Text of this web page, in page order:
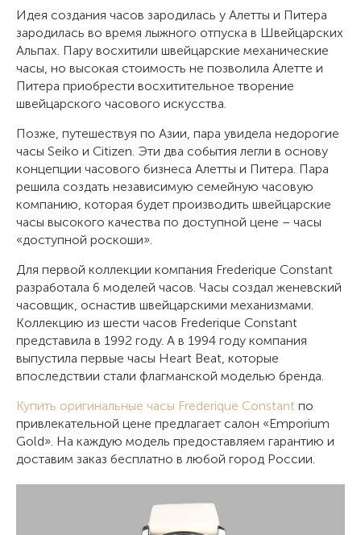
Идея создания часов зародилась у Алетты и Питера
зародилась во время лыжного отпуска в Швейцарских
Альпах. Пару восхитили швейцарские механические
часы, но высокая стоимость не позволила Алетте и
Питера приобрести восхитительное творение
швейцарского часового искусства.
Позже, путешествуя по Азии, пара увидела недорогие
часы Seiko и Citizen. Эти два события легли в основу
концепции часового бизнеса Алетты и Питера. Пара
решила создать независимую семейную часовую
компанию, которая будет производить швейцарские
часы высокого качества по доступной цене – часы
«доступной роскоши».
Для первой коллекции компания Frederique Constant
разработала 6 моделей часов. Часы создал женевский
часовщик, оснастив швейцарскими механизмами.
Коллекцию из шести часов Frederique Constant
представила в 1992 году. А в 1994 году компания
выпустила первые часы Heart Beat, которые
впоследствии стали флагманской моделью бренда.
Купить оригинальные часы Frederique Constant по
привлекательной цене предлагает салон «Emporium
Gold». На каждую модель предоставляем гарантию и
доставим заказ бесплатно в любой город России.